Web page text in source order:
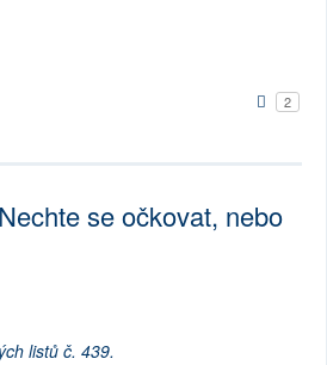
2
se očkovat, nebo
listů č. 439.